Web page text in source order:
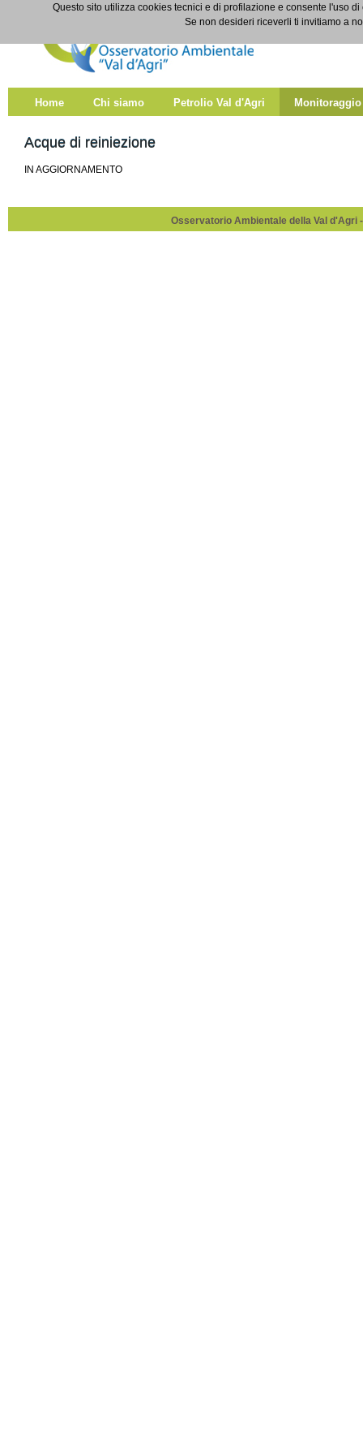
Salta al contenuto
Acque di reiniezione
Home Chi siamo Petrolio Val d'Agri Monitoraggio
Acque di reiniezione
IN AGGIORNAMENTO
Osservatorio Ambientale della Val d'Agri
Questo sito utilizza cookies tecnici e di profilazione e consente l'uso
Se non desideri riceverli ti invitiamo a